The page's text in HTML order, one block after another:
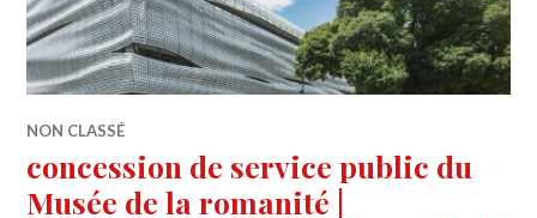
NON CLASSÉ
concession de service public du
Musée de la romanité |